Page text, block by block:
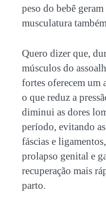
peso do bebê geram
musculatura
Quero dizer que,
músculos do
fortes oferecem um
o que reduz a
diminui as dores
período, evitando
fáscias e
prolapso genital e
recuperação mais
parto.